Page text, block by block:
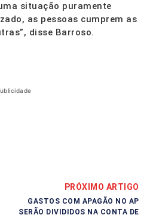
situação puramente
as pessoas cumprem as
disse Barroso.
PRÓXIMO ARTIGO
GASTOS COM APAGÃO NO AP
SERÃO DIVIDIDOS NA CONTA DE